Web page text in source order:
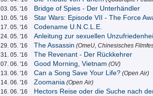
03. 05. '16 Bridge of Spies - Der Unterhändler
10. 05. '16 Star Wars: Episode VII - The Force
17. 05. '16 Codename U.N.C.L.E.
24. 05. '16 Anleitung zur sexuellen
29. 05. '16 The Assassin (OmeU, Chinesisches
31. 05. '16 The Revenant - Der Rückkehrer
07. 06. '16 Good Morning, Vietnam (OV)
13. 06. '16 Can a Song Save Your Life? (Open Air)
14. 06. '16 Zoomania (Open Air)
16. 06. '16 Hectors Reise oder die Suche nach